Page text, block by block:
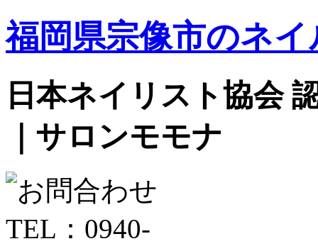
福岡県宗像市のネ
日本ネイリスト協会
｜サロンモモナ